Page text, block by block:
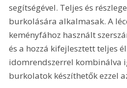
segítségével. Teljes és
burkolására alkalmasak. A
keményfához használt
és a hozzá kifejlesztett teljes
idomrendszerrel kombinálva
burkolatok készíthetők ezzel